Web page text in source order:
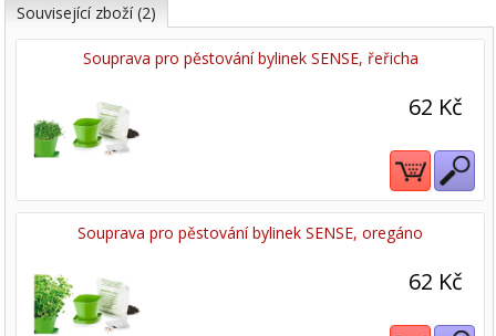
Související zboží (2)
Souprava pro pěstování bylinek SENSE, řeřicha
62 Kč
Souprava pro pěstování bylinek SENSE, oregáno
62 Kč